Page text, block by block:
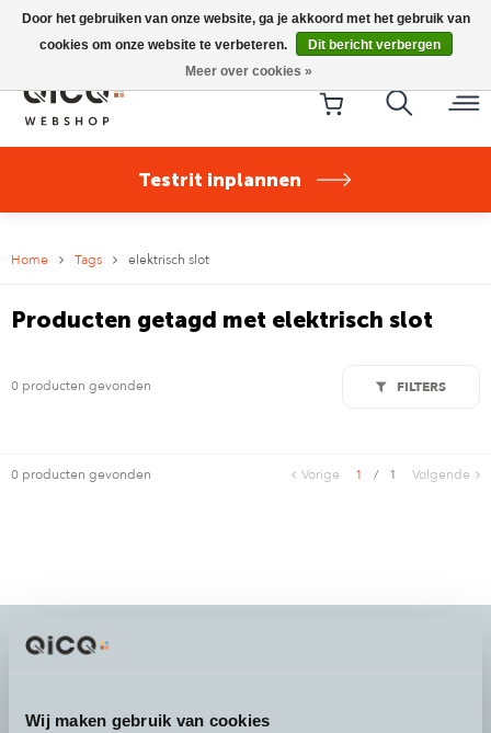
Wij maken gebruik van cookies
Riese & Müller Nevo5 Silent Core nu direct uit voorraad
leverbaar!
Testrit inplannen
Home Tags elektrisch slot
Producten getagd met elektrisch slot
0 producten gevonden FILTERS
0 producten gevonden Vorige 1 / 1 Volgende
Door het gebruiken van onze website, ga je akkoord met het gebruik van
cookies om onze website te verbeteren.
Dit bericht verbergen
Meer over cookies »